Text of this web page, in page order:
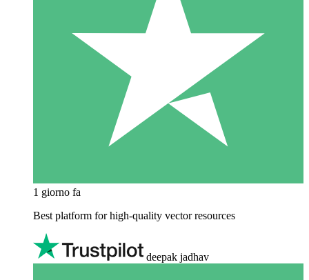
1 giorno fa
Best platform for high-quality vector resources
deepak jadhav